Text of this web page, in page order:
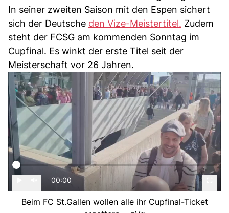
In seiner zweiten Saison mit den Espen sichert
sich der Deutsche den Vize-Meistertitel. Zudem
steht der FCSG am kommenden Sonntag im
Cupfinal. Es winkt der erste Titel seit der
Meisterschaft vor 26 Jahren.
00:00
Beim FC St.Gallen wollen alle ihr Cupfinal-Ticket